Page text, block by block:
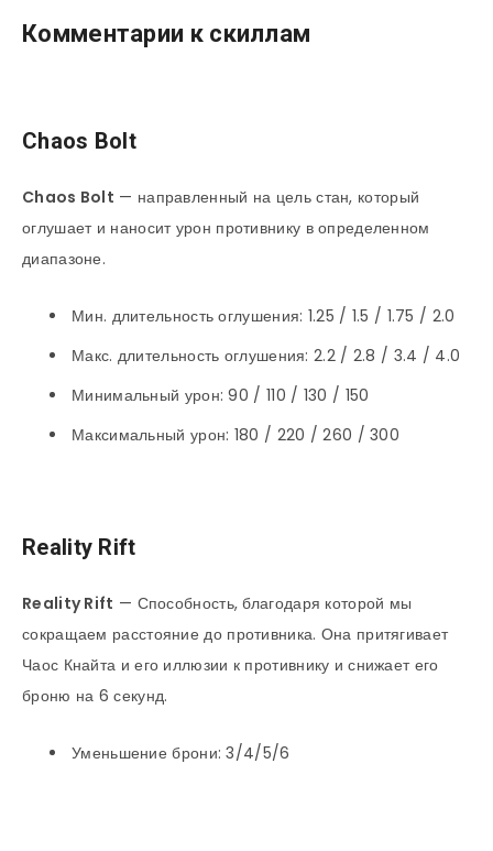
Комментарии к скиллам
Chaos Bolt
Chaos Bolt — направленный на цель стан, который
оглушает и наносит урон противнику в определенном
диапазоне.
Мин. длительность оглушения: 1.25 / 1.5 / 1.75 / 2.0
Макс. длительность оглушения: 2.2 / 2.8 / 3.4 / 4.0
Минимальный урон: 90 / 110 / 130 / 150
Максимальный урон: 180 / 220 / 260 / 300
Reality Rift
RealityRift — Способность, благодаря которой мы
сокращаем расстояние до противника. Она притягивает
Чаос Кнайта и его иллюзии к противнику и снижает его
броню на 6 секунд.
Уменьшение брони: 3/4/5/6